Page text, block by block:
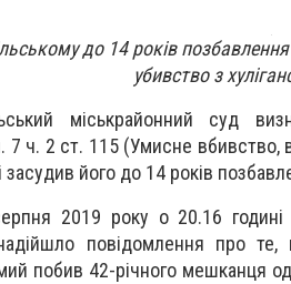
до 14 років
убивство з
міськрайонний суд
7 ч. 2 ст. 115 (Умисне вбивство,
засудив його до 14 років
2019 року о 20.16 годині
надійшло повідомлення про
побив 42-річного мешканця